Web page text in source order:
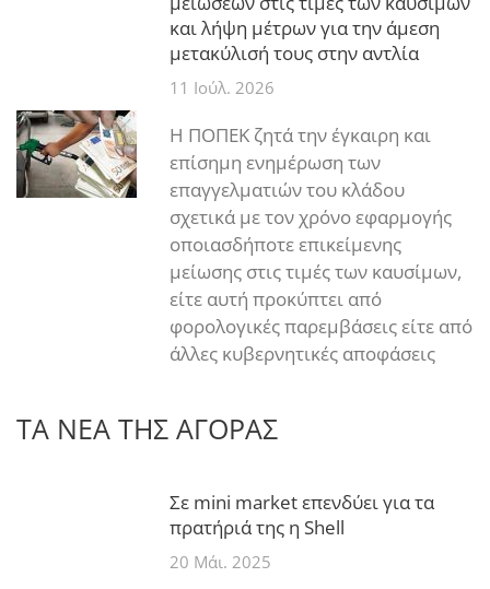
και λήψη μέτρων για την άμεση
μετακύλισή τους στην αντλία
11 Ιούλ. 2026
Η ΠΟΠΕΚ ζητά την έγκαιρη και
επίσημη ενημέρωση των
επαγγελματιών του κλάδου
σχετικά με τον χρόνο εφαρμογής
οποιασδήποτε επικείμενης
μείωσης στις τιμές των καυσίμων,
είτε αυτή προκύπτει από
φορολογικές παρεμβάσεις είτε από
άλλες κυβερνητικές αποφάσεις
ΤΑ ΝΕΑ ΤΗΣ ΑΓΟΡΑΣ
Σε mini market επενδύει για τα
πρατήριά της η Shell
20 Μάι. 2025